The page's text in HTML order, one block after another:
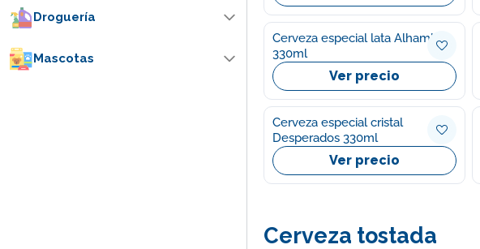
Droguería
Mascotas
Cerveza especial lata Alhambra
330ml
Ver precio
Cerveza especial cristal
Desperados 330ml
Ver precio
Cerveza tostada